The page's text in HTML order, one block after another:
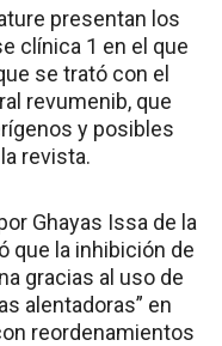
presentan los
clínica 1 en el que
se trató con el
revumenib, que
y posibles
revista.
Ghayas Issa de la
que la inhibición de
gracias al uso de
alentadoras” en
reordenamientos